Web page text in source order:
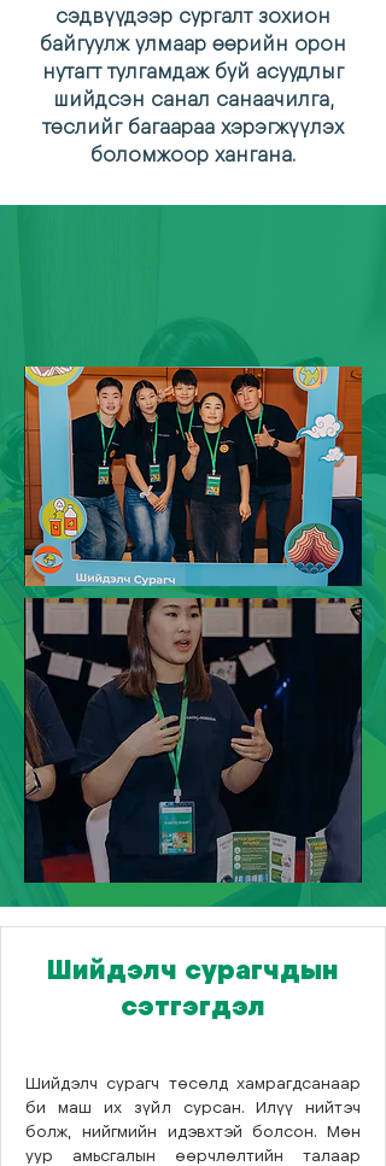
сэдвүүдээр сургалт зохион
байгуулж улмаар өөрийн орон
нутагт тулгамдаж буй асуудлыг
шийдсэн санал санаачилга,
төслийг багаараа хэрэгжүүлэх
боломжоор хангана.
Шийдэлч сурагчдын
сэтгэгдэл
Шийдэлч сурагч төсөлд хамрагдсанаар
би маш их зүйл сурсан. Илүү нийтэч
болж, нийгмийн идэвхтэй болсон. Мөн
уур амьсгалын өөрчлөлтийн талаар